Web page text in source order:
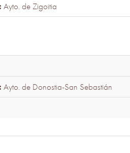
Ayto. de Zigoitia
Ayto. de Donostia-San Sebastián